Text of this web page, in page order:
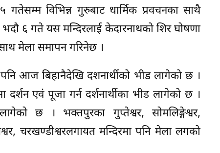
गतेसम्म विभिन्न गुरुबाट धार्मिक प्रवचनका साथै
६ गते यस मन्दिरलाई केदारनाथको शिर घोषणा
मेला समापन गरिनेछ ।
पनि आज बिहानैदेखि दशनार्थीको भीड लागेको छ ।
दर्शन एवं पूजा गर्न दर्शनार्थीका भीड लागेको छ ।
लागेको छ । भक्तपुरका गुप्तेश्वर, सोमलिङ्गेश्वर,
चरखण्डीश्वरलगायत मन्दिरमा पनि मेला लगको